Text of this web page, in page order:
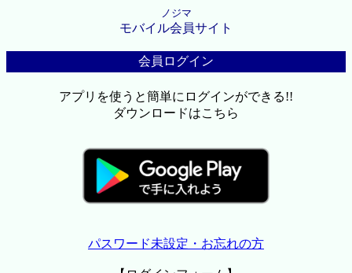
ノジマ
モバイル会員サイト
会員ログイン
アプリを使うと簡単にログインができる!!
ダウンロードはこちら
パスワード未設定・お忘れの方